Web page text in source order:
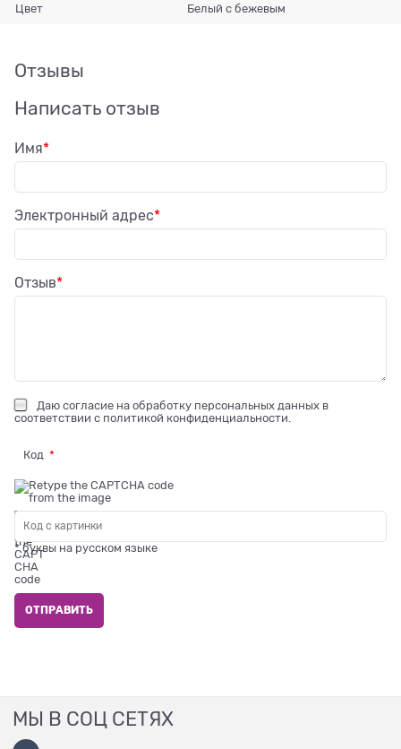
Цвет Белый с бежевым
Отзывы
Написать отзыв
Имя
Электронный адрес
Отзыв
Даю согласие на обработку персональных данных в
соответствии с политикой конфиденциальности
Код
* буквы на русском языке
МЫ В СОЦ СЕТЯХ